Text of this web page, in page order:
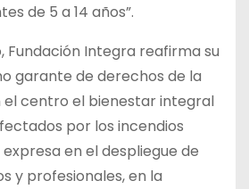
de 5 a 14 años”.
Fundación Integra reafirma su
garante de derechos de la
el centro el bienestar integral
por los incendios
en el despliegue de
y profesionales, en la